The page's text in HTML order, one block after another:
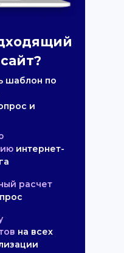
шаблон по
и
интернет-
расчет
на всех